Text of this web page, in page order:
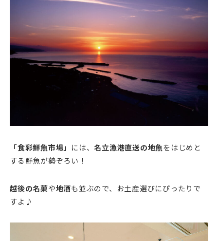
「食彩鮮魚市場」 には、 名立漁港直送の地魚をはじめと
する鮮魚が勢ぞろい！
越後の名菓や地酒も並ぶので、お土産選びにぴったりで
すよ♪